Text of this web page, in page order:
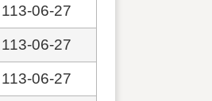
113-06-27
113-06-27
113-06-27